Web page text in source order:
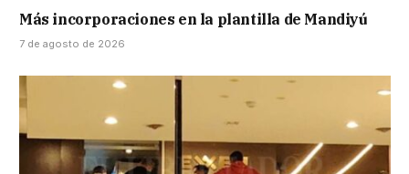
Más incorporaciones en la plantilla de Mandiyú
7 de agosto de 2026